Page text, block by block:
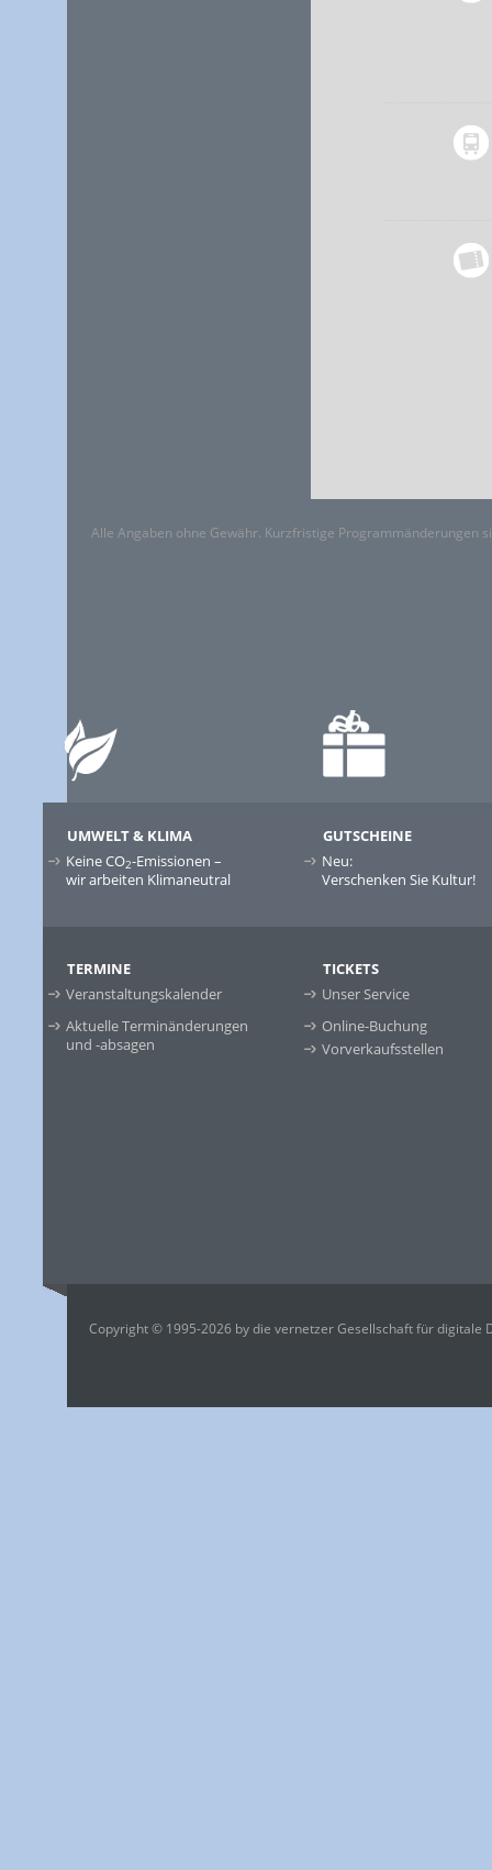
Alle Angaben ohne Gewähr. Kurzfristige Programmänderungen
UMWELT & KLIMA
Keine CO2-Emissionen –
wir arbeiten Klimaneutral
GUTSCHEINE
Neu:
Verschenken Sie Kultur!
TERMINE
Veranstaltungskalender
Aktuelle Terminänderungen
und -absagen
TICKETS
Unser Service
Online-Buchung
Vorverkaufsstellen
Copyright © 1995-2026 by die vernetzer Gesellschaft für digitale